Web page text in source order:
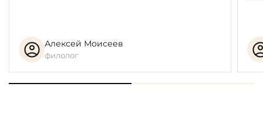
Алексей Моисеев
филолог